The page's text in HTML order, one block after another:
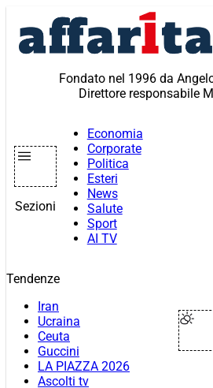
contenuto
Fondato nel 1996 da
Direttore responsabile
Sezioni
Economia
Corporate
Politica
Esteri
News
Salute
Sport
AI TV
Tendenze
Iran
Ucraina
Ceuta
Guccini
LA PIAZZA 2026
Ascolti tv